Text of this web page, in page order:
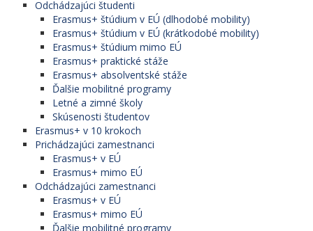
Odchádzajúci študenti
Erasmus+ štúdium v EÚ (dlhodobé mobility)
Erasmus+ štúdium v EÚ (krátkodobé mobility)
Erasmus+ štúdium mimo EÚ
Erasmus+ praktické stáže
Erasmus+ absolventské stáže
Ďalšie mobilitné programy
Letné a zimné školy
Skúsenosti študentov
Erasmus+ v 10 krokoch
Prichádzajúci zamestnanci
Erasmus+ v EÚ
Erasmus+ mimo EÚ
Odchádzajúci zamestnanci
Erasmus+ v EÚ
Erasmus+ mimo EÚ
Ďalšie mobilitné programy